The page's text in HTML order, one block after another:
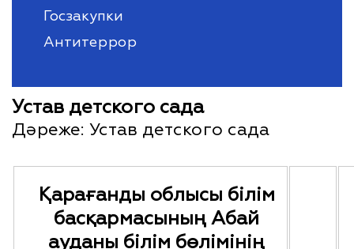
Госзакупки
Антитеррор
Устав детского сада
Дәреже: Устав детского сада
Қарағанды облысы білім
басқармасының Абай
ауданы білім бөлімінің